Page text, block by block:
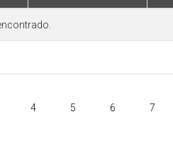
4 5 6 7